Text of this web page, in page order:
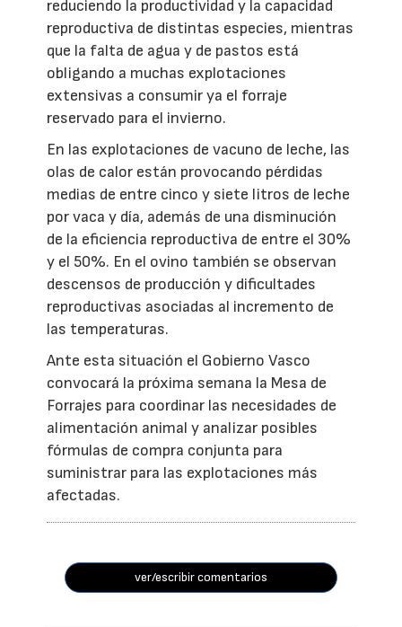
reduciendo la productividad y la capacidad
reproductiva de distintas especies, mientras
que la falta de agua y de pastos está
obligando a muchas explotaciones
extensivas a consumir ya el forraje
reservado para el invierno.
En las explotaciones de vacuno de leche, las
olas de calor están provocando pérdidas
medias de entre cinco y siete litros de leche
por vaca y día, además de una disminución
de la eficiencia reproductiva de entre el 30%
y el 50%. En el ovino también se observan
descensos de producción y dificultades
reproductivas asociadas al incremento de
las temperaturas.
Ante esta situación el Gobierno Vasco
convocará la próxima semana la Mesa de
Forrajes para coordinar las necesidades de
alimentación animal y analizar posibles
fórmulas de compra conjunta para
suministrar para las explotaciones más
afectadas.
ver/escribir comentarios